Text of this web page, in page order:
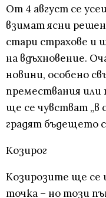
От 4 август се
взимат ясни
стари страхове и
на вдъхновение.
новини, особено
премествания или
ще се чувстват „в
градят бъдещето
Козирог
Козирозите ще се
точка – но този